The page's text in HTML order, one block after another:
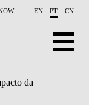
EN PT CN